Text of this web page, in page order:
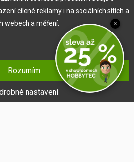
cílené reklamy i na sociálních sítích a
webech a měření.
několik druhů kategorií cookies:
fungování webu a jeho funkcí, které se
by náš web nefungoval, např. by nebylo
Rozumím
nastavení
×